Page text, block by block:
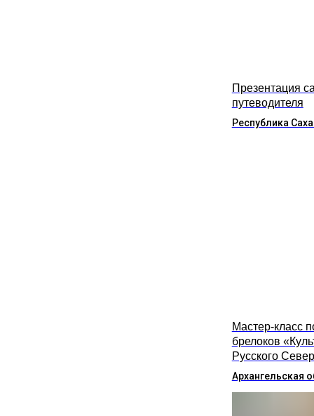
Презентация
путеводителя
Республика
Мастер-класс
брелоков
Русского
Архангельская